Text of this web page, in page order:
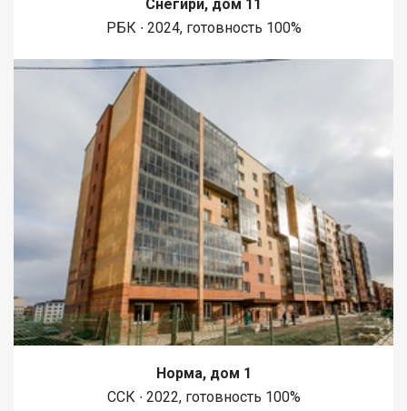
1450 метров вдоль реки Енисей и 500 метров вдоль реки
Базаиха с организованными спусками к воде и остановкой
Сеть пешеходных и велосипедно-роликовых дорожек по
всему району. В целях безопасности велосипедно-роликовая
дорожка от пешеходной изолирована бордюром высотой 10
Снегири, дом 11
РБК ∙ 2024, готовность 100%
Норма, дом 1
ССК ∙ 2022, готовность 100%